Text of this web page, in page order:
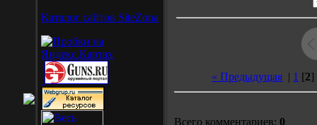
Каталог сайтов SiteZona
« Предыдущая | 1 [2]
Всего комментариев: 0